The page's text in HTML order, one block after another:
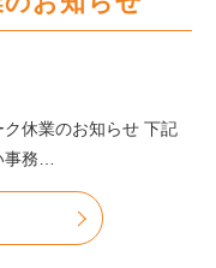
お知らせ 下記
務…